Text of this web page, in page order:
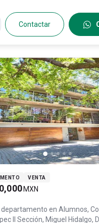
Contactar
VENTA
MXN
en Alumnos,
II Sección, Miguel Hidalgo,